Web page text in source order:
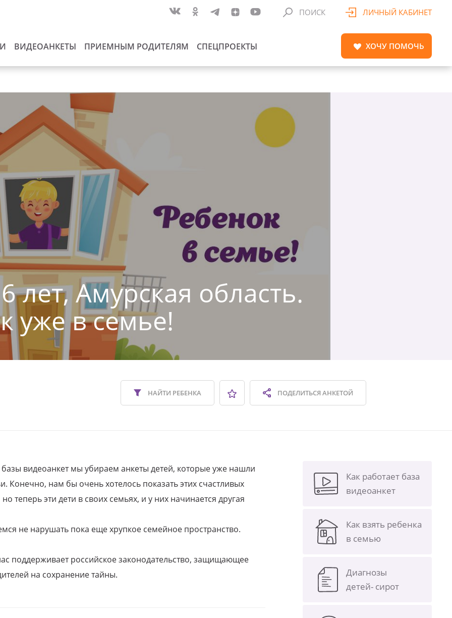
ВИДЕОАНКЕТЫ ПРИЕМНЫМ РОДИТЕЛЯМ СПЕЦПРОЕКТЫ
ПОИСК ЛИЧНЫЙ КАБИНЕТ
ХОЧУ ПОМОЧЬ
лет, Амурская область.
уже в семье!
ПОДЕЛИТЬСЯАНКЕТОЙ
НАЙТИ РЕБЕНКА
видеоанкет мы убираем анкеты детей, которые уже нашли
Конечно, нам бы очень хотелось показать этих счастливых
теперь эти дети в своих семьях, и у них начинается другая
не нарушать пока еще хрупкое семейное пространство.
поддерживает российское законодательство, защищающее
на сохранение тайны.
Как работает база
видеоанкет
Как взять ребенка
в семью
Диагнозы
детей- сирот